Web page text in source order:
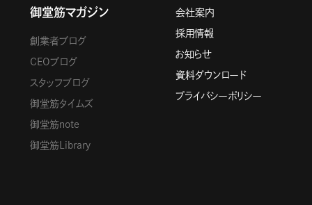
御堂筋マガジン
創業者ブログ
CEOブログ
スタッフブログ
御堂筋タイムズ
御堂筋note
御堂筋Library
会社案内
採用情報
お知らせ
資料ダウンロード
プライバシーポリシー